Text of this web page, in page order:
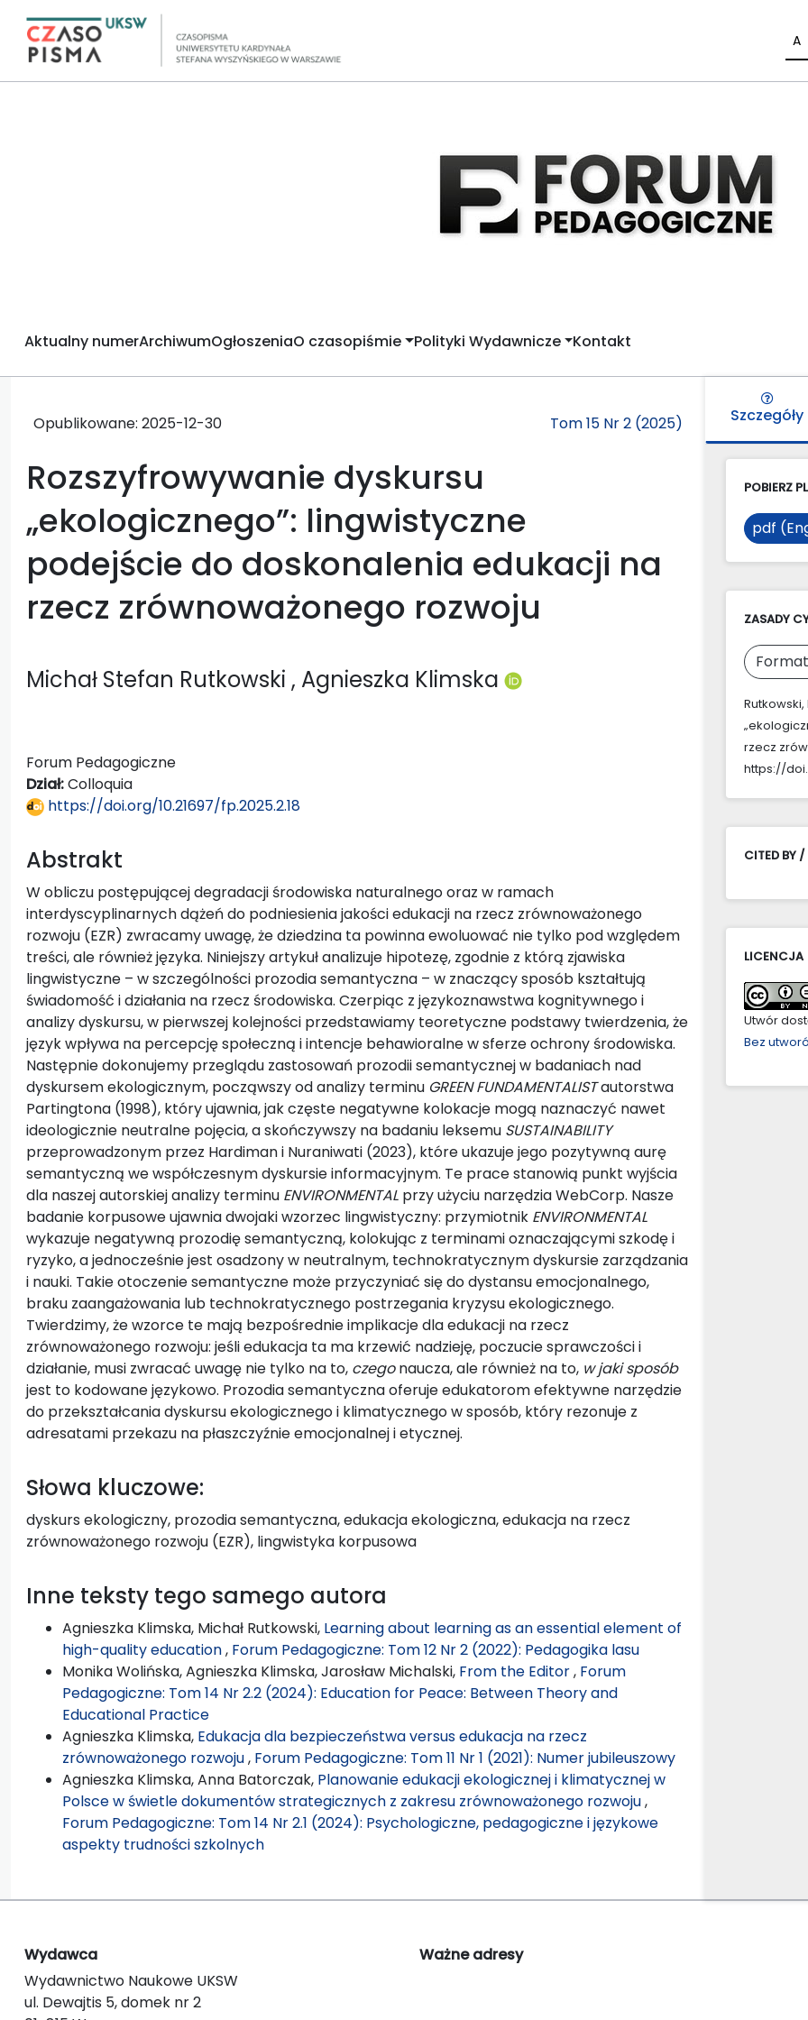
A
Aktualny numerArchiwumOgłoszeniaO czasopiśmie Polityki Wydawnicze Kontakt
Opublikowane: 2025-12-30 Tom 15 Nr 2 (2025)
Rozszyfrowywanie dyskursu
„ekologicznego”: lingwistyczne
podejście do doskonalenia edukacji na
rzecz zrównoważonego rozwoju
Michał Stefan Rutkowski , Agnieszka Klimska
Forum Pedagogiczne
Dział:Colloquia
https://doi.org/10.21697/fp.2025.2.18
Abstrakt
W obliczu postępującej degradacji środowiska naturalnego oraz w ramach
interdyscyplinarnych dążeń do podniesienia jakości edukacji na rzecz zrównoważonego
rozwoju (EZR) zwracamy uwagę, że dziedzina ta powinna ewoluować nie tylko pod względem
treści, ale również języka. Niniejszy artykuł analizuje hipotezę, zgodnie z którą zjawiska
lingwistyczne – w szczególności prozodia semantyczna – w znaczący sposób kształtują
świadomość i działania na rzecz środowiska. Czerpiąc z językoznawstwa kognitywnego i
analizy dyskursu, w pierwszej kolejności przedstawiamy teoretyczne podstawy twierdzenia, że
język wpływa na percepcję społeczną i intencje behawioralne w sferze ochrony środowiska.
Następnie dokonujemy przeglądu zastosowań prozodii semantycznej w badaniach nad
dyskursem ekologicznym, począwszy od analizy terminu GREEN FUNDAMENTALISTautorstwa
Partingtona (1998), który ujawnia, jak częste negatywne kolokacje mogą naznaczyć nawet
ideologicznie neutralne pojęcia, a skończywszy na badaniu leksemu SUSTAINABILITY
przeprowadzonym przez Hardiman i Nuraniwati (2023), które ukazuje jego pozytywną aurę
semantyczną we współczesnym dyskursie informacyjnym. Te prace stanowią punkt wyjścia
dla naszej autorskiej analizy terminu ENVIRONMENTAL przy użyciu narzędzia WebCorp. Nasze
badanie korpusowe ujawnia dwojaki wzorzec lingwistyczny: przymiotnik ENVIRONMENTAL
wykazuje negatywną prozodię semantyczną, kolokując z terminami oznaczającymi szkodę i
ryzyko, a jednocześnie jest osadzony w neutralnym, technokratycznym dyskursie zarządzania
i nauki. Takie otoczenie semantyczne może przyczyniać się do dystansu emocjonalnego,
braku zaangażowania lub technokratycznego postrzegania kryzysu ekologicznego.
Twierdzimy, że wzorce te mają bezpośrednie implikacje dla edukacji na rzecz
zrównoważonego rozwoju: jeśli edukacja ta ma krzewić nadzieję, poczucie sprawczości i
działanie, musi zwracać uwagę nie tylko na to, czegonaucza, ale również na to, w jaki sposób
jest to kodowane językowo. Prozodia semantyczna oferuje edukatorom efektywne narzędzie
do przekształcania dyskursu ekologicznego i klimatycznego w sposób, który rezonuje z
adresatami przekazu na płaszczyźnie emocjonalnej i etycznej.
Słowa kluczowe:
dyskurs ekologiczny, prozodia semantyczna, edukacja ekologiczna, edukacja na rzecz
zrównoważonego rozwoju (EZR), lingwistyka korpusowa
Inne teksty tego samego autora
Agnieszka Klimska, Michał Rutkowski, Learning about learning as an essential element of
high-quality education, Forum Pedagogiczne: Tom 12 Nr 2 (2022): Pedagogika lasu
Monika Wolińska, Agnieszka Klimska, Jarosław Michalski, From the Editor, Forum
Pedagogiczne: Tom 14 Nr 2.2 (2024): Education for Peace: Between Theory and
Educational Practice
Agnieszka Klimska, Edukacja dla bezpieczeństwa versus edukacja na rzecz
zrównoważonego rozwoju, Forum Pedagogiczne: Tom 11 Nr 1 (2021): Numer jubileuszowy
Agnieszka Klimska, Anna Batorczak, Planowanie edukacji ekologicznej i klimatycznej w
Polsce w świetle dokumentów strategicznych z zakresu zrównoważonego rozwoju,
Forum Pedagogiczne: Tom 14 Nr 2.1 (2024): Psychologiczne, pedagogiczne i językowe
aspekty trudności szkolnych
Szczegóły
POBIERZ
pdf
ZASADY
rzecz
https://
CITED BY /
LICENCJA
Utwór
Bez
Wydawca
Wydawnictwo Naukowe UKSW
ul. Dewajtis 5, domek nr 2
Ważne adresy